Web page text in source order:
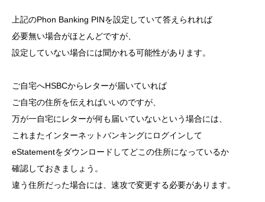
上記のPhon Banking PINを設定していて答えられれば
必要無い場合がほとんどですが、
設定していない場合には聞かれる可能性があります。
ご自宅へHSBCからレターが届いていれば
ご自宅の住所を伝えればいいのですが、
万が一自宅にレターが何も届いていないという場合には、
これまたインターネットバンキングにログインして
eStatementをダウンロードしてどこの住所になっているか
確認しておきましょう。
違う住所だった場合には、速攻で変更する必要があります。